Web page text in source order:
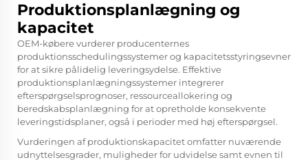
Produktionsplanlægning og
kapacitet
OEM-købere vurderer producenternes
produktionsschedulingssystemer og kapacitetsstyringsevner
for at sikre pålidelig leveringsydelse. Effektive
produktionsplanlægningssystemer integrerer
efterspørgselsprognoser, ressourceallokering og
beredskabsplanlægning for at opretholde konsekvente
leveringstidsplaner, også i perioder med høj efterspørgsel.
Vurderingen af produktionskapacitet omfatter nuværende
udnyttelsesgrader, muligheder for udvidelse samt evnen til